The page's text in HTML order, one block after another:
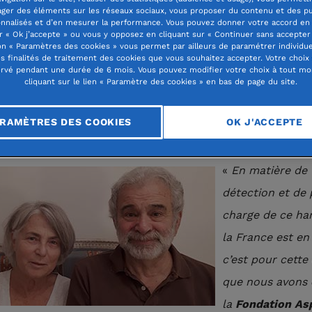
et Mozart auraient sûrement été
autistes Asperger ou de haut
l’avait permis à leur époque. Un
“invisible” : les facultés
et parfois supérieures à la
« En matière de
détection et de
charge de ce
la France est
c’est pour cette
que nous avons
la Fondation
des éléments sur les réseaux sociaux, vous proposer du contenu et des
et d’en mesurer la performance. Vous pouvez donner votre accord
« Ok j’accepte » ou vous y opposez en cliquant sur « Continuer sans accepter
« Paramètres des cookies » vous permet par ailleurs de paramétrer
finalités de traitement des cookies que vous souhaitez accepter. Votre choix
pendant une durée de 6 mois. Vous pouvez modifier votre choix à tout
cliquant sur le lien « Paramètre des cookies » en bas de page du site.
DES COOKIES OK J'ACCEPTE